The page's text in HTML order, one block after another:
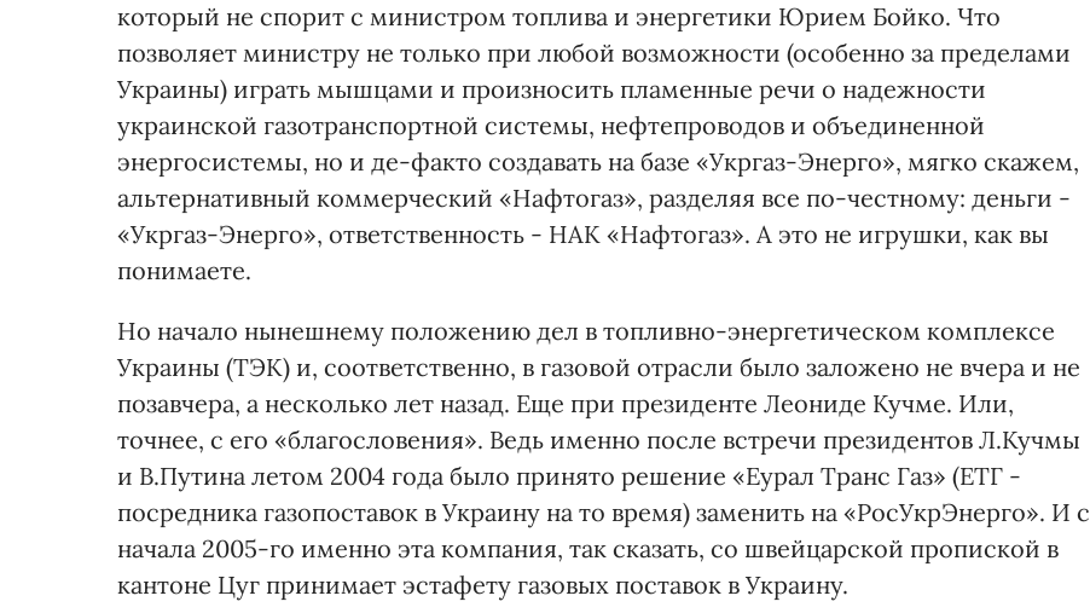
который не спорит с министром топлива и энергетики Юрием Бойко. Что
позволяет министру не только при любой возможности (особенно за пределами
Украины) играть мышцами и произносить пламенные речи о надежности
украинской газотранспортной системы, нефтепроводов и объединенной
энергосистемы, но и де-факто создавать на базе «Укргаз-Энерго», мягко скажем,
альтернативный коммерческий «Нафтогаз», разделяя все по-честному: деньги -
«Укргаз-Энерго», ответственность - НАК «Нафтогаз». А это не игрушки, как вы
понимаете.
Но начало нынешнему положению дел в топливно-энергетическом комплексе
Украины (ТЭК) и, соответственно, в газовой отрасли было заложено не вчера и не
позавчера, а несколько лет назад. Еще при президенте Леониде Кучме. Или,
точнее, с его «благословения». Ведь именно после встречи президентов Л.Кучмы
и В.Путина летом 2004 года было принято решение «Еурал Транс Газ» (ЕТГ -
посредника газопоставок в Украину на то время) заменить на «РосУкрЭнерго». И с
начала 2005-го именно эта компания, так сказать, со швейцарской пропиской в
кантоне Цуг принимает эстафету газовых поставок в Украину.